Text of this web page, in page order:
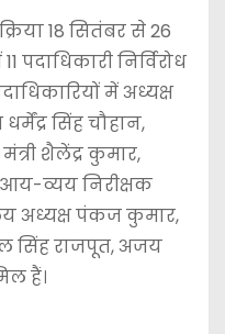
18 सितंबर से 26
निर्विरोध
में अध्यक्ष
सिंह चौहान,
शैलेंद्र कुमार,
व्यय निरीक्षक
अध्यक्ष पंकज कुमार,
सिंह राजपूत, अजय
हैं।